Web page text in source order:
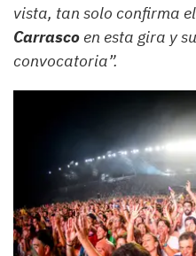
vista, tan solo confirma
Carrasco en esta gira y
convocatoria”.